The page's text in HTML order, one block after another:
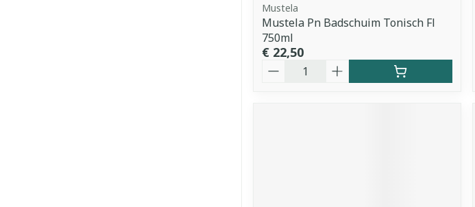
Mustela
Mustela Pn Badschuim Tonisch Fl
750ml
€ 22,50